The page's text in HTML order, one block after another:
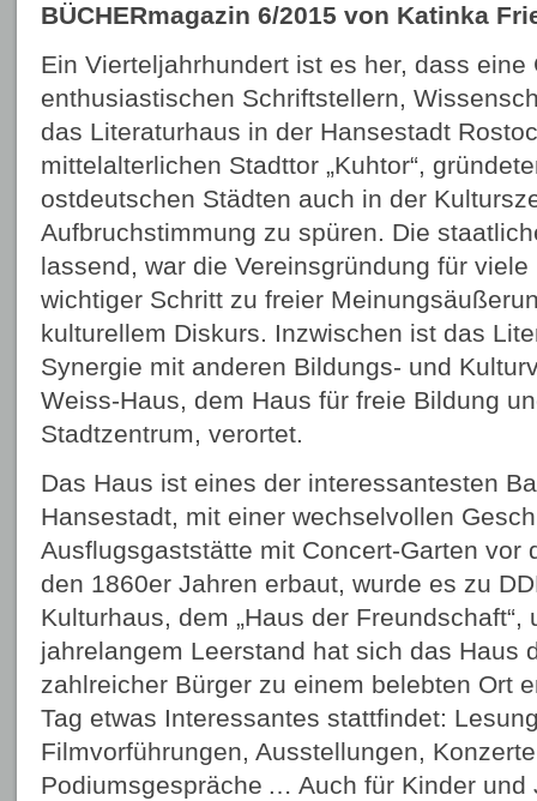
BÜCHERmagazin 6/2015 von Katinka
Ein Vierteljahrhundert ist es her, dass eine
enthusiastischen Schriftstellern,
das Literaturhaus in der Hansestadt
mittelalterlichen Stadttor „Kuhtor“,
ostdeutschen Städten auch in der
Aufbruchstimmung zu spüren. Die
lassend, war die Vereinsgründung für
wichtiger Schritt zu freier
kulturellem Diskurs. Inzwischen ist das
Synergie mit anderen Bildungs- und
Weiss-Haus, dem Haus für freie Bildung
Stadtzentrum, verortet.
Das Haus ist eines der interessantesten
Hansestadt, mit einer wechselvollen
Ausflugsgaststätte mit Concert-Garten vor
den 1860er Jahren erbaut, wurde es zu
Kulturhaus, dem „Haus der
jahrelangem Leerstand hat sich das Haus
zahlreicher Bürger zu einem belebten Ort
Tag etwas Interessantes stattfindet:
Filmvorführungen, Ausstellungen,
Podiumsgespräche … Auch für Kinder und